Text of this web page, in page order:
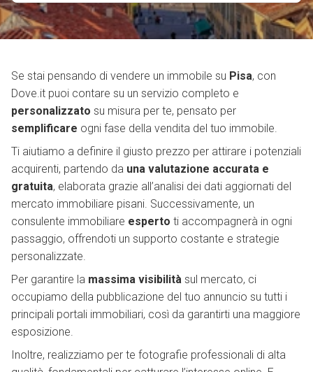
Se stai pensando di vendere un immobile su Pisa, con
Dove.it puoi contare su un servizio completo e
personalizzato su misura per te, pensato per
semplificare ogni fase della vendita del tuo immobile.
Ti aiutiamo a definire il giusto prezzo per attirare i potenziali
acquirenti, partendo da una valutazione accurata e
gratuita, elaborata grazie all’analisi dei dati aggiornati del
mercato immobiliare pisani. Successivamente, un
consulente immobiliare esperto ti accompagnerà in ogni
passaggio, offrendoti un supporto costante e strategie
personalizzate.
Per garantire la massima visibilità sul mercato, ci
occupiamo della pubblicazione del tuo annuncio su tutti i
principali portali immobiliari, così da garantirti una maggiore
esposizione.
Inoltre, realizziamo per te fotografie professionali di alta